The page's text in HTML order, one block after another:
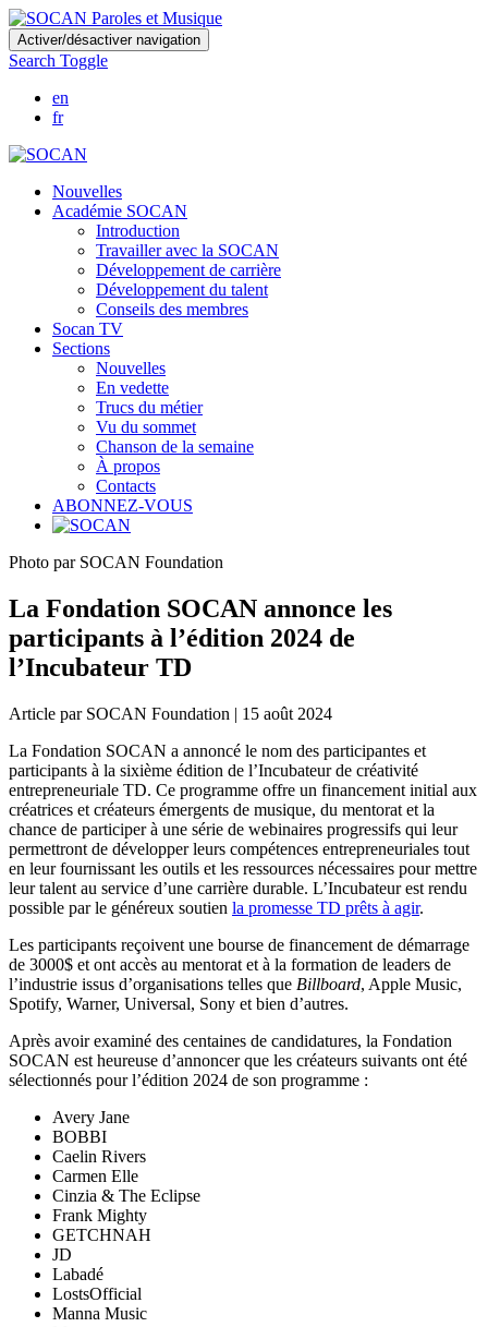
Skip
to
main
content
Activer/désactiver navigation
Search Toggle
en
fr
Nouvelles
Académie SOCAN
Introduction
Travailler avec la SOCAN
Développement de carrière
Développement du talent
Conseils des membres
Socan TV
Sections
Nouvelles
En vedette
Trucs du métier
Vu du sommet
Chanson de la semaine
À propos
Contacts
ABONNEZ-VOUS
Photo par SOCAN Foundation
La Fondation SOCAN annonce les
participants à l’édition 2024 de
l’Incubateur TD
Article par SOCAN Foundation | 15 août 2024
La Fondation SOCAN a annoncé le nom des participantes et
participants à la sixième édition de l’Incubateur de créativité
entrepreneuriale TD. Ce programme offre un financement initial aux
créatrices et créateurs émergents de musique, du mentorat et la
chance de participer à une série de webinaires progressifs qui leur
permettront de développer leurs compétences entrepreneuriales tout
en leur fournissant les outils et les ressources nécessaires pour mettre
leur talent au service d’une carrière durable. L’Incubateur est rendu
possible par le généreux soutien la promesse TD prêts à agir.
Les participants reçoivent une bourse de financement de démarrage
de 3000$ et ont accès au mentorat et à la formation de leaders de
l’industrie issus d’organisations telles que Billboard, Apple Music,
Spotify, Warner, Universal, Sony et bien d’autres.
Après avoir examiné des centaines de candidatures, la Fondation
SOCAN est heureuse d’annoncer que les créateurs suivants ont été
sélectionnés pour l’édition 2024 de son programme :
Avery Jane
BOBBI
Caelin Rivers
Carmen Elle
Cinzia & The Eclipse
Frank Mighty
GETCHNAH
JD
Labadé
LostsOfficial
Manna Music